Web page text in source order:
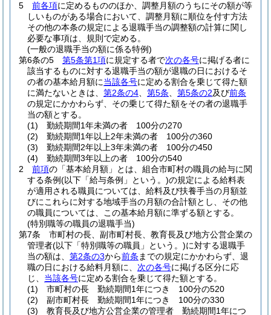
5
前各項に定めるもののほか、調整月額のうちにその額が等
しいものがある場合において、調整月額に順位を付す方法
その他の本条の規定による退職手当の調整額の計算に関し
必要な事項は、規則で定める。
(一般の退職手当の額に係る特例)
第6条の5
第5条第1項に規定する者で次の各号に掲げる者に
該当するものに対する退職手当の額が退職の日におけるそ
の者の基本給月額に当該各号に定める割合を乗じて得た額
に満たないときは、 第2条の4 第5条 第5条の2及び前条
の規定にかかわらず、その乗じて得た額をその者の退職手
当の額とする。
(1)
勤続期間1年未満の者 100分の270
(2)
勤続期間1年以上2年未満の者 100分の360
(3)
勤続期間2年以上3年未満の者 100分の450
(4)
勤続期間3年以上の者 100分の540
2
前項の「基本給月額」とは、組合市町村の職員の給与に関
する条例(以下「給与条例」という。)の規定による給料表
が適用される職員については、給料及び扶養手当の月額並
びにこれらに対する地域手当の月額の合計額とし、その他
の職員については、この基本給月額に準ずる額とする。
(特別職等の職員の退職手当)
第7条
市町村の長、副市町村長、教育長及び地方公営企業の
管理者(以下「特別職等の職員」という。)に対する退職手
当の額は、 第2条の3から前条 までの規定にかかわらず、退
職の日における給料月額に、 次の各号に掲げる区分に応
じ、 当該各号に定める割合を乗じて得た額とする。
(1)
市町村の長 勤続期間1年につき 100分の520
(2)
副市町村長 勤続期間1年につき 100分の330
(3)
教育長及び地方公営企業の管理者 勤続期間1年につ